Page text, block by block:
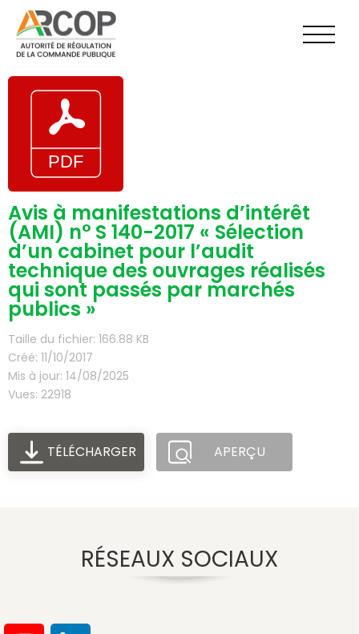
contenu
Avis à manifestations d’intérêt
(AMI) n° S 140-2017 « Sélection
d’un cabinet pour l’audit
technique des ouvrages réalisés
qui sont passés par marchés
publics »
Taille du fichier: 166.88 KB
Créé: 11/10/2017
Mis à jour: 14/08/2025
Vues: 22918
TÉLÉCHARGER APERÇU
RÉSEAUX SOCIAUX